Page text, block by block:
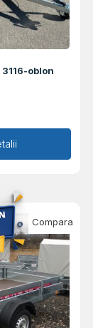
3116-oblon
coș
Compara